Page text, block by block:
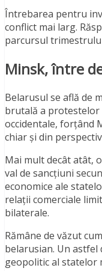
Întrebarea pentru
conflict mai larg.
parcursul
Minsk, între
Belarusul se află de
brutală a protestelor
occidentale, forțând
chiar și din
Mai mult decât atât,
val de sancțiuni
economice ale
relații comerciale
bilaterale.
Rămâne de văzut
belarusian. Un astfel
geopolitic al statelor